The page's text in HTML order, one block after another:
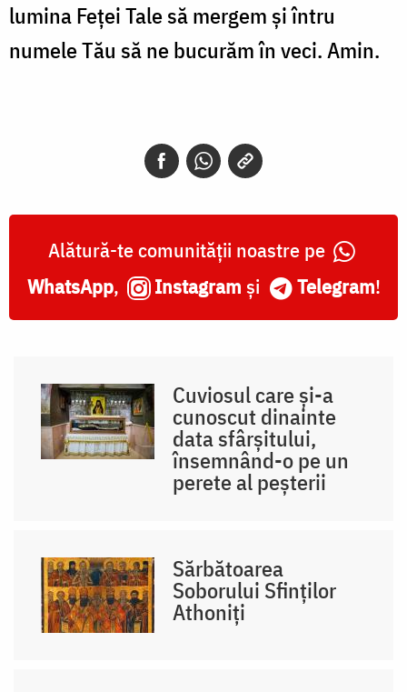
lumina Feţei Tale să mergem şi întru
numele Tău să ne bucurăm în veci. Amin.
Alătură-te comunității noastre pe
WhatsApp, Instagram și Telegram!
Cuviosul care și-a
cunoscut dinainte
data sfârșitului,
însemnând-o pe un
perete al peșterii
Sărbătoarea
Soborului Sfinților
Athoniți